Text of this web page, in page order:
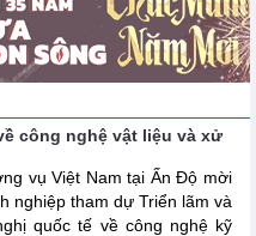
công nghệ vật liệu và xử
vụ Việt Nam tại Ấn Độ mời
nghiệp tham dự Triển lãm và
quốc tế về công nghệ kỹ